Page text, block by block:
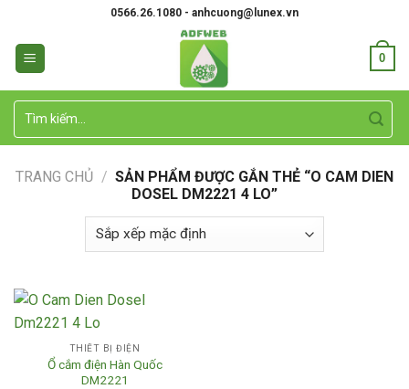
content
0566.26.1080 - anhcuong@lunex.vn
0
Tìm
TRANG CHỦ / SẢN PHẨM ĐƯỢC GẮN THẺ “O CAM DIEN
DOSEL DM2221 4 LO”
THIẾT BỊ ĐIỆN
Ổ cắm điện Hàn Quốc
DM2221